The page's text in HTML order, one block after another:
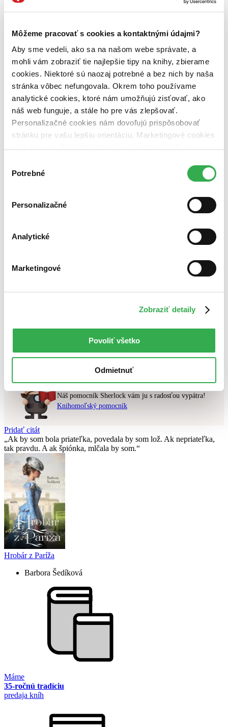
Môžeme pracovať s cookies a kontaktnými údajmi?
Aby sme vedeli, ako sa na našom webe správate, a
mohli vám zobraziť tie najlepšie tipy na knihy, zbierame
cookies. Niektoré sú naozaj potrebné a bez nich by naša
stránka vôbec nefungovala. Okrem toho používame
analytické cookies, ktoré nám umožňujú zisťovať, ako
náš web funguje, a stále ho pre vás zlepšovať.
Personalizačné cookies nám dovoľujú prispôsobovať
stránku pre vašu lepšiu orientáciu. Marketingové cookies
nám pomohlo, keby sme mohli používať všetky tieto
súhlasu
Potrebné
Personalizačné
Analytické
Marketingové
Zobraziť detaily
Povoliť všetko
Odmietnuť
Dostupnosť
predpredaj (0 titulov)predpredaj
pripravujeme (0 titulov)
pripravujeme
dostupná (bez vypredaných) (0 titulov)dostupná (bez
vypredaných)
Nové / čítané
nová
čítaná (0 titulov)čítaná
čítaná - výborný stav (0 titulov)čítaná - výborný stav
čítaná - mierne opotrebovaná (0 titulov)čítaná - mierne
opotrebovaná
vypredaných kníh
Zúžiť výber
Bestsellery
Najdrahšie
čítané - mierne opotrebovanéPrekladateľ Hana Rogalewiczova
vyhovujúci zadaným podmienkam.
Chcete poradiť knihu?
Náš pomocník Sherlock vám ju s radosťou vypátra!
Knihomoľský pomocník
Pridať citát
Ak by som bola priateľka, povedala by som lož. Ak nepriateľka,
tak pravdu. A ak špiónka, mlčala by som.
Hrobár z Paríža
Barbora Šedíková
Máme
35-ročnú tradíciu
predaja kníh